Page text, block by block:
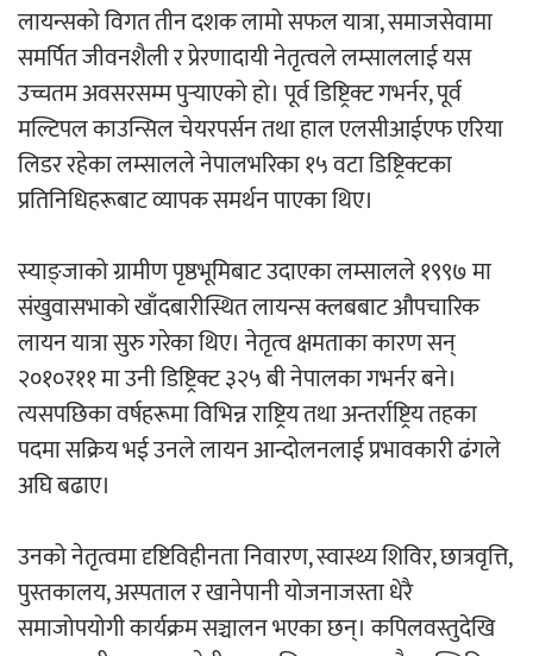
चलचित्र ‘माया भनेकै यस्तो होला’को शीर्ष गीत
सार्वजनिक
लायन्सको विगत तीन दशक लामो सफल यात्रा, समाजसेवामा
समर्पित जीवनशैली र प्रेरणादायी नेतृत्वले लम्साललाई यस
उच्चतम अवसरसम्म पुर्‍याएको हो। पूर्व डिष्ट्रिक्ट गभर्नर, पूर्व
मल्टिपल काउन्सिल चेयरपर्सन तथा हाल एलसीआईएफ एरिया
लिडर रहेका लम्सालले नेपालभरिका १५ वटा डिष्ट्रिक्टका
प्रतिनिधिहरूबाट व्यापक समर्थन पाएका थिए।
स्याङ्जाको ग्रामीण पृष्ठभूमिबाट उदाएका लम्सालले १९९७ मा
संखुवासभाको खाँदबारीस्थित लायन्स क्लबबाट औपचारिक
लायन यात्रा सुरु गरेका थिए। नेतृत्व क्षमताका कारण सन्
२०१०र११ मा उनी डिष्ट्रिक्ट ३२५ बी नेपालका गभर्नर बने।
त्यसपछिका वर्षहरूमा विभिन्न राष्ट्रिय तथा अन्तर्राष्ट्रिय तहका
पदमा सक्रिय भई उनले लायन आन्दोलनलाई प्रभावकारी ढंगले
अघि बढाए।
उनको नेतृत्वमा दृष्टिविहीनता निवारण, स्वास्थ्य शिविर, छात्रवृत्ति,
पुस्तकालय, अस्पताल र खानेपानी योजनाजस्ता धेरै
समाजोपयोगी कार्यक्रम सञ्चालन भएका छन्। कपिलवस्तुदेखि